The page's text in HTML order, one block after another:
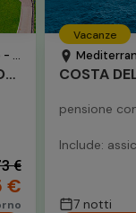
CIAMPEDIE LUXURY ALPINE SPA HOTEL
€
€
Vacanze
COSTA
pensione
Include:
7 notti